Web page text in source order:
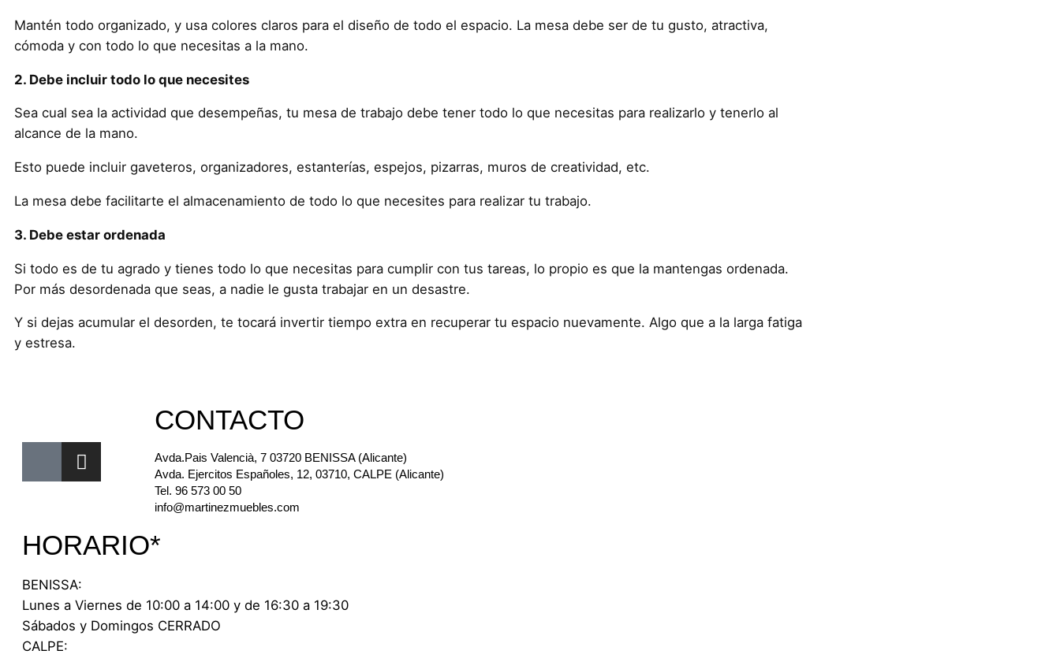
Mantén todo organizado, y usa colores claros para el diseño de todo el espacio. La mesa debe ser de tu gusto, atractiva,
cómoda y con todo lo que necesitas a la mano.
2. Debe incluir todo lo que necesites
Sea cual sea la actividad que desempeñas, tu mesa de trabajo debe tener todo lo que necesitas para realizarlo y tenerlo al
alcance de la mano.
Esto puede incluir gaveteros, organizadores, estanterías, espejos, pizarras, muros de creatividad, etc.
La mesa debe facilitarte el almacenamiento de todo lo que necesites para realizar tu trabajo.
3. Debe estar ordenada
Si todo es de tu agrado y tienes todo lo que necesitas para cumplir con tus tareas, lo propio es que la mantengas ordenada.
Por más desordenada que seas, a nadie le gusta trabajar en un desastre.
Y si dejas acumular el desorden, te tocará invertir tiempo extra en recuperar tu espacio nuevamente. Algo que a la larga fatiga
y estresa.
CONTACTO
Avda.Pais Valencià, 7 03720 BENISSA (Alicante)
Avda. Ejercitos Españoles, 12, 03710, CALPE (Alicante)
Tel. 96 573 00 50
info@martinezmuebles.com
HORARIO*
BENISSA:
Lunes a Viernes de 10:00 a 14:00 y de 16:30 a 19:30
Sábados y Domingos CERRADO
CALPE: